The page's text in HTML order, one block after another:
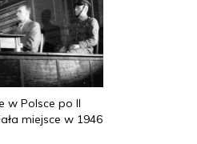
w Polsce po II
miejsce w 1946